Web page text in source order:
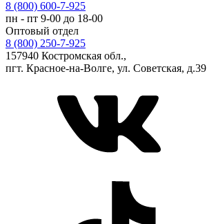
8 (800) 600-7-925
пн - пт 9-00 до 18-00
Оптовый отдел
8 (800) 250-7-925
157940 Костромская обл.,
пгт. Красное-на-Волге, ул. Советская, д.39